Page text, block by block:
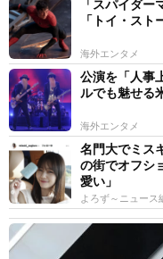
「スパイダ
「トイ・ス
海外エンタメ
公演を「人事
ルでも魅せる
海外エンタメ
名門大でミス
の街でオフシ
愛い」
よろず～ニュース